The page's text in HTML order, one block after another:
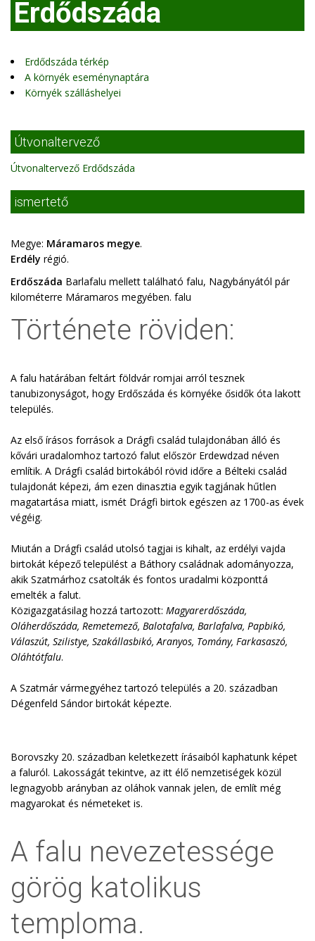
Romana
Erdődszáda
Erdődszáda térkép
A környék eseménynaptára
Környék szálláshelyei
Útvonaltervező
Útvonaltervező Erdődszáda
ismertető
Megye: Máramaros megye.
Erdély régió.
Erdőszáda Barlafalu mellett található falu, Nagybányától pár
kilométerre Máramaros megyében. falu
Története röviden:
A falu határában feltárt földvár romjai arról tesznek
tanubizonyságot, hogy Erdőszáda és környéke ősidők óta lakott
település.
Az első írásos források a Drágfi család tulajdonában álló és
kővári uradalomhoz tartozó falut először Erdewdzad néven
említik. A Drágfi család birtokából rövid időre a Bélteki család
tulajdonát képezi, ám ezen dinasztia egyik tagjának hűtlen
magatartása miatt, ismét Drágfi birtok egészen az 1700-as évek
végéig.
Miután a Drágfi család utolsó tagjai is kihalt, az erdélyi vajda
birtokát képező települést a Báthory családnak adományozza,
akik Szatmárhoz csatolták és fontos uradalmi központtá
emelték a falut.
Közigazgatásilag hozzá tartozott: Magyarerdőszáda,
Oláherdőszáda, Remetemező, Balotafalva, Barlafalva, Papbikó,
Válaszút, Szilistye, Szakállasbikó, Aranyos, Tomány, Farkasaszó,
Oláhtótfalu.
A Szatmár vármegyéhez tartozó település a 20. században
Dégenfeld Sándor birtokát képezte.
Borovszky 20. században keletkezett írásaiból kaphatunk képet
a faluról. Lakosságát tekintve, az itt élő nemzetiségek közül
legnagyobb arányban az oláhok vannak jelen, de említ még
magyarokat és németeket is.
A falu nevezetessége
görög katolikus
temploma.